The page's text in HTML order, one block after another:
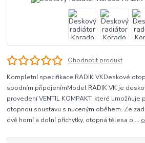
Ohodnotit produkt
Kompletní specifikace RADIK VKDeskové
spodním připojenímModel RADIK VK je
provedení VENTIL KOMPAKT, které
otopnou soustavu s nuceným oběhem. Ze
dvě horní a dolní příchytky, otopná tělesa o ...